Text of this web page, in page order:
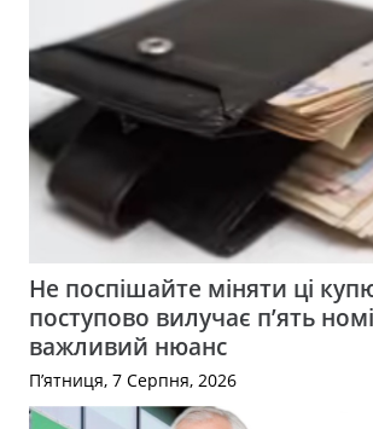
Не поспішайте міняти ці
поступово вилучає п’ять
важливий нюанс
П’ятниця, 7 Серпня, 2026